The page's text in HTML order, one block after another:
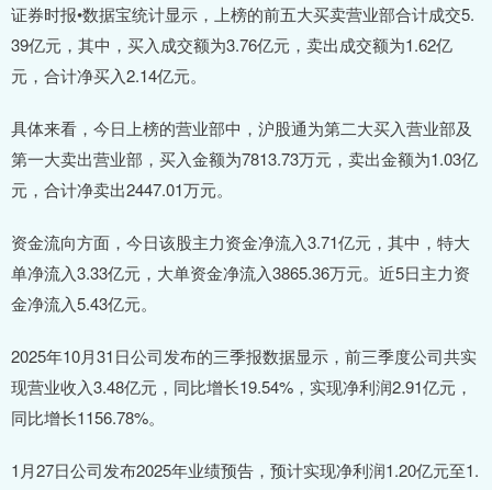
证券时报•数据宝统计显示，上榜的前五大买卖营业部合计成交5.
39亿元，其中，买入成交额为3.76亿元，卖出成交额为1.62亿
元，合计净买入2.14亿元。
具体来看，今日上榜的营业部中，沪股通为第二大买入营业部及
第一大卖出营业部，买入金额为7813.73万元，卖出金额为1.03亿
元，合计净卖出2447.01万元。
资金流向方面，今日该股主力资金净流入3.71亿元，其中，特大
单净流入3.33亿元，大单资金净流入3865.36万元。近5日主力资
金净流入5.43亿元。
2025年10月31日公司发布的三季报数据显示，前三季度公司共实
现营业收入3.48亿元，同比增长19.54%，实现净利润2.91亿元，
同比增长1156.78%。
1月27日公司发布2025年业绩预告，预计实现净利润1.20亿元至1.